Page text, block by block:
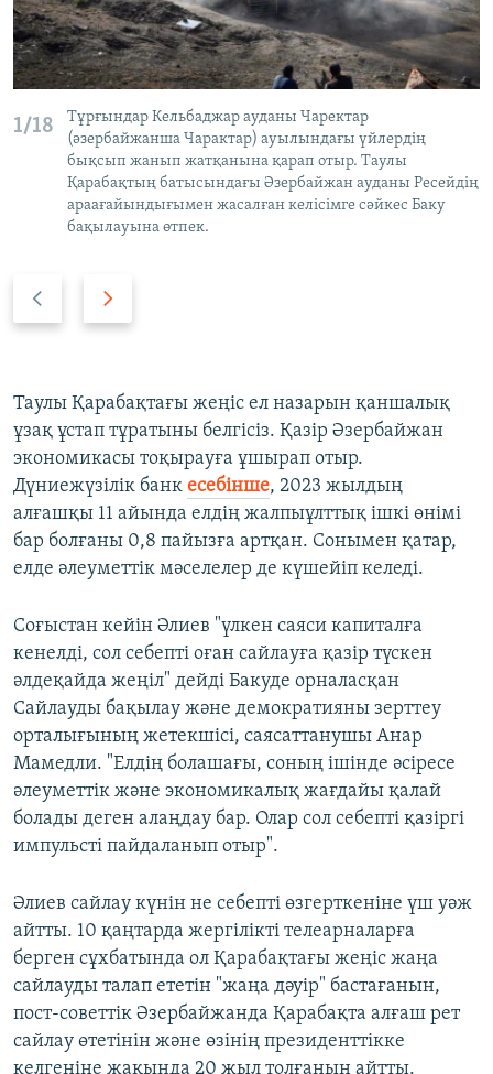
1/18
Тұрғындар Кельбаджар ауданы Чаректар
(әзербайжанша Чарактар) ауылындағы үйлердің
бықсып жанып жатқанына қарап отыр. Таулы
Қарабақтың батысындағы Әзербайжан ауданы Ресейдің
араағайындығымен жасалған келісімге сәйкес Баку
бақылауына өтпек.
i
o
u
s
s
l
i
e
s
l
i
d
e
Таулы Қарабақтағы жеңіс ел назарын қаншалық
ұзақ ұстап тұратыны белгісіз. Қазір Әзербайжан
экономикасы тоқырауға ұшырап отыр.
Дүниежүзілік банк есебінше, 2023 жылдың
алғашқы 11 айында елдің жалпыұлттық ішкі өнімі
бар болғаны 0,8 пайызға артқан. Сонымен қатар,
елде әлеуметтік мәселелер де күшейіп келеді.
Соғыстан кейін Әлиев "үлкен саяси капиталға
кенелді, сол себепті оған сайлауға қазір түскен
әлдеқайда жеңіл" дейді Бакуде орналасқан
Сайлауды бақылау және демократияны зерттеу
орталығының жетекшісі, саясаттанушы Анар
Мамедли. "Елдің болашағы, соның ішінде әсіресе
әлеуметтік және экономикалық жағдайы қалай
болады деген алаңдау бар. Олар сол себепті қазіргі
импульсті пайдаланып отыр".
Әлиев сайлау күнін не себепті өзгерткеніне үш уәж
айтты. 10 қаңтарда жергілікті телеарналарға
берген сұхбатында ол Қарабақтағы жеңіс жаңа
сайлауды талап ететін "жаңа дәуір" бастағанын,
пост-советтік Әзербайжанда Қарабақта алғаш рет
сайлау өтетінін және өзінің президенттікке
келгеніне жақында 20 жыл толғанын айтты.